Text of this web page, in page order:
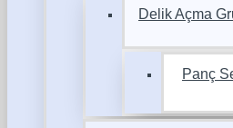
Delik Açma
Panç